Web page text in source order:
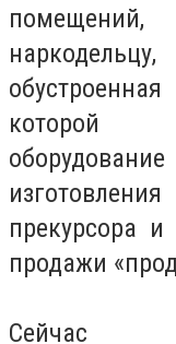
помещений,
которой
прекурсора
продажи
Сейчас